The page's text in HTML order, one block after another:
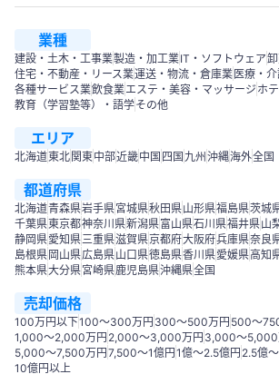
業種
建設・土木・工事業製造・加工業IT・ソフトウェア
住宅・不動産・リース業運送・物流・倉庫業医療・
各種サービス業飲食業エステ・美容・マッサージ ホ
教育（学習塾等）・語学その他
エリア
北海道東北関東中部近畿中国 四国 九州沖縄海外全国
都道府県
北海道青森県岩手県宮城県秋田県山形県福島県茨城
千葉県東京都神奈川県新潟県富山県石川県福井県山
静岡県愛知県三重県滋賀県京都府大阪府兵庫県奈良
島根県岡山県広島県山口県徳島県香川県愛媛県高知
熊本県大分県宮崎県鹿児島県沖縄県全国
売却価格
100万円以下100〜300万円 300〜500万円 500～
1,000～2,000万円 2,000～3,000万円 3,000～5,000
5,000～7,500万円7,500～1億円1億～2.5億円 2.5億
10億円以上